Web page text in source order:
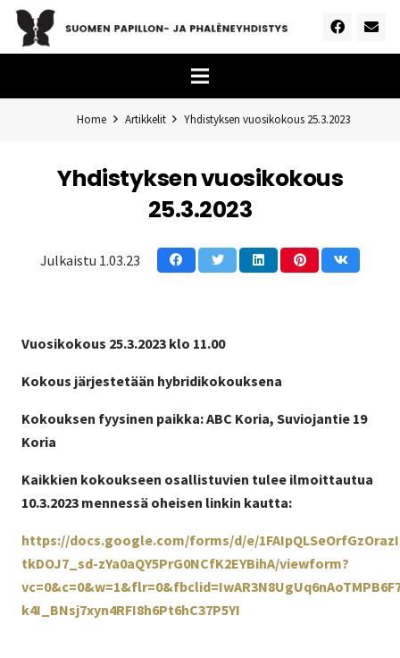
Home Artikkelit Yhdistyksen vuosikokous 25.3.2023
Yhdistyksen vuosikokous
25.3.2023
Julkaistu 1.03.23
Vuosikokous 25.3.2023 klo 11.00
Kokous järjestetään hybridikokouksena
Kokouksen fyysinen paikka: ABC Koria, Suviojantie 19
Koria
Kaikkien kokoukseen osallistuvien tulee ilmoittautua
10.3.2023 mennessä oheisen linkin kautta:
https://docs.google.com/forms/d/e/
tkDOJ7_sd-zYa0aQY5PrG0NCfK2EYBihA/viewform?
k4I_BNsj7xyn4RFI8h6Pt6hC37P5YI